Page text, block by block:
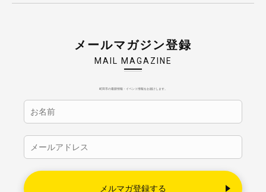
メールマガジン登録
MAIL MAGAZINE
町田市の最新情報・イベント情報をお届けします。